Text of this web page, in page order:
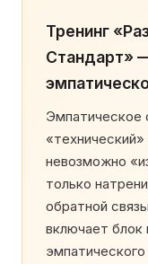
Тренинг
Стандарт»
невозможно
только
обратной
включает блок